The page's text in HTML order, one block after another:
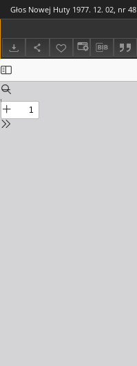
Głos Nowej Huty 1977. 12. 02, nr 48